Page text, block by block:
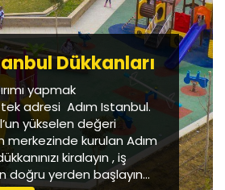
Dükkanları
yapmak
adresi Adım Istanbul.
yükselen değeri
merkezinde kurulan Adım
kiralayın , iş
doğru yerden başlayın...